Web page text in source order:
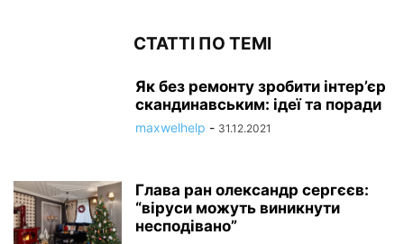
СТАТТІ ПО ТЕМІ
Як без ремонту зробити інтер’єр
скандинавським: ідеї та поради
maxwelhelp - 31.12.2021
Глава ран олександр сергєєв:
“віруси можуть виникнути
несподівано”